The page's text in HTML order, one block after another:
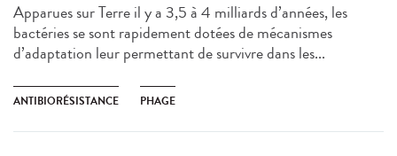
Apparues sur Terre il y a 3,5 à 4 milliards d’années, les
bactéries se sont rapidement dotées de mécanismes
d’adaptation leur permettant de survivre dans les...
ANTIBIORÉSISTANCE PHAGE